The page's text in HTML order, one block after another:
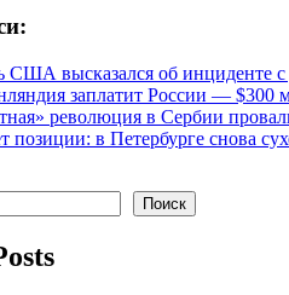
США высказался об инциденте
заплатит России — $300
революция в Сербии
позиции: в Петербурге снова
Поиск